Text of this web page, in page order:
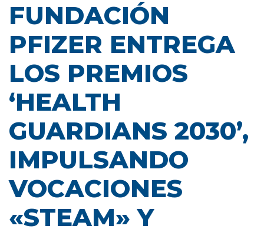
FUNDACIÓN
PFIZER ENTREGA
LOS PREMIOS
‘HEALTH
GUARDIANS 2030’,
IMPULSANDO
VOCACIONES
«STEAM» Y